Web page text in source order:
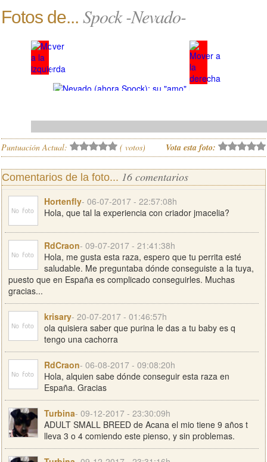
Fotos de... Spock -Nevado-
Puntuación Actual: ( votos) Vota esta foto:
Comentarios de la foto... 16 comentarios
Hortenfly- 06-07-2017 - 22:57:08h
Hola, que tal la experiencia con criador jmacelia?
RdCraon- 09-07-2017 - 21:41:38h
Hola, me gusta esta raza, espero que tu perrita esté
saludable. Me preguntaba dónde conseguiste a la tuya,
puesto que en España es complicado conseguirles. Muchas
gracias...
krisary- 20-07-2017 - 01:46:57h
ola quisiera saber que purina le das a tu baby es q
tengo una cachorra
RdCraon- 06-08-2017 - 09:08:20h
Hola, alquien sabe dónde conseguir esta raza en
España. Gracias
Turbina- 09-12-2017 - 23:30:09h
ADULT SMALL BREED de Acana el mio tiene 9 años t
lleva 3 o 4 comiendo este pienso, y sin problemas.